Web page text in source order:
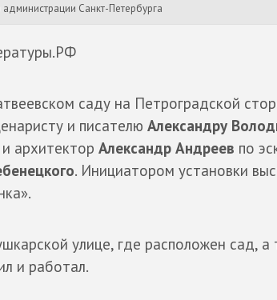
Санкт-Петербурга
саду на Петроградской
и писателю Александру
и архитектор Александр Андреев по
. Инициатором установки
улице, где расположен сад,
и работал.